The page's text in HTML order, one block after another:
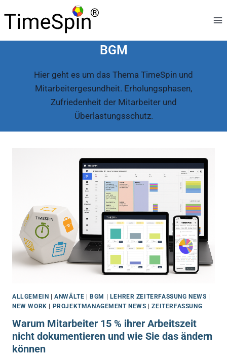
BGM
Hier geht es um das Thema TimeSpin und
Mitarbeitergesundheit. Erholungsphasen,
Zufriedenheit der Mitarbeiter und
Überlastungsschutz.
ALLGEMEIN |ANWÄLTE |BGM | LEHRER ZEITERFASSUNG NEWS |
NEW WORK | PROJEKTMANAGEMENT NEWS |ZEITERFASSUNG
Warum Mitarbeiter 15 % ihrer Arbeitszeit
nicht dokumentieren und wie Sie das ändern
können